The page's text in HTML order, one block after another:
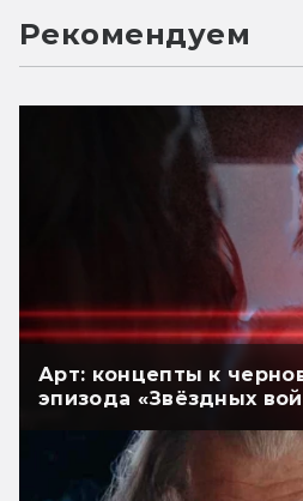
Рекомендуем
Арт: концепты к
эпизода «Звёздных